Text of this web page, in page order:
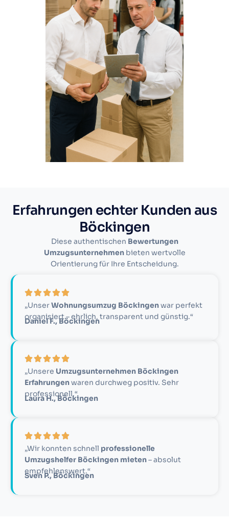
Erfahrungen echter Kunden aus
Böckingen
Diese authentischen Bewertungen
Umzugsunternehmenbieten wertvolle
Orientierung für Ihre Entscheidung.
„UnserWohnungsumzug Böckingenwar perfekt
organisiert – ehrlich, transparent und günstig.“
Daniel F., Böckingen
„Unsere Umzugsunternehmen Böckingen
Erfahrungenwaren durchweg positiv. Sehr
professionell.“
Laura H., Böckingen
„Wir konnten schnell professionelle
Umzugshelfer Böckingen mieten– absolut
empfehlenswert.“
Sven P., Böckingen